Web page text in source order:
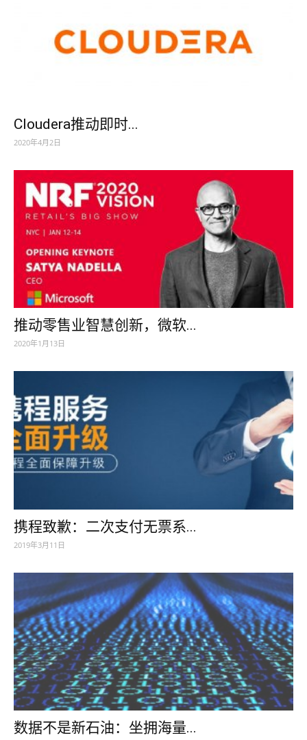
Cloudera推动即时...
2020年4月2日
推动零售业智慧创新，微软...
2020年1月13日
携程致歉：二次支付无票系...
2019年3月11日
数据不是新石油：坐拥海量...